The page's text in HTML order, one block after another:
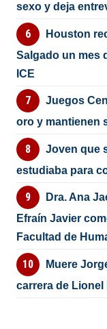
sexo y deja
Houston
Salgado un mes
ICE
Juegos
oro y mantienen
Joven que
estudiaba para
Dra. Ana
Efraín Javier
Facultad de
Muere
carrera de Lionel